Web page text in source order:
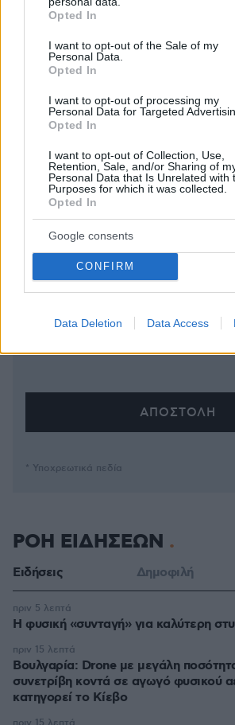
grant or deny consent to Google and its
use your data for below specified
consent section.
Opted In
I want to opt-out of the Sale of my
Personal Data.
Opted In
I want to opt-out of processing my
Personal Data for Targeted
Opted In
I want to opt-out of Collection, Use,
Retention, Sale, and/or Sharing of
Personal Data that Is Unrelated with
Purposes for which it was collected.
Opted In
Google consents
CONFIRM
Data Deletion Data Access
ΌΝΟΜΑ *
EMAIL
ΣΧΌΛΙΟ *
* Υποχρεωτικά πεδία
ΡΟΗ ΕΙΔΗΣΕΩΝ
Ειδήσεις Δημοφιλή
Η φυσική «συνταγή» για καλύτερη
πριν 5 λεπτά
Βουλγαρία: Drone με μεγάλη
συνετρίβη κοντά σε αγωγό φυσικού
κατηγορεί το Κίεβο
πριν 15 λεπτά